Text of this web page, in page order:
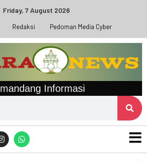
Friday, 7 August 2026
Redaksi Pedoman Media Cyber
Informasi